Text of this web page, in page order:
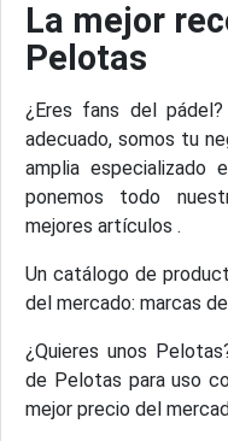
La mejor
Pelotas
¿Eres fans del
adecuado, somos tu
amplia especializado
ponemos todo
mejores artículos .
Un catálogo de
del mercado: marcas
¿Quieres unos
de Pelotas para uso
mejor precio del